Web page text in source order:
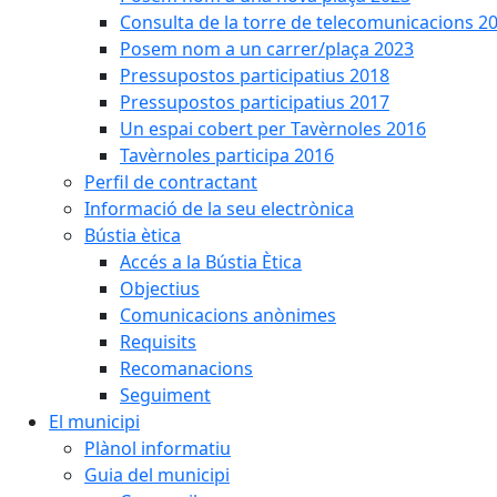
Consulta de la torre de telecomunicacions
Posem nom a un carrer/plaça 2023
Pressupostos participatius 2018
Pressupostos participatius 2017
Un espai cobert per Tavèrnoles 2016
Tavèrnoles participa 2016
Perfil de contractant
Informació de la seu electrònica
Bústia ètica
Accés a la Bústia Ètica
Objectius
Comunicacions anònimes
Requisits
Recomanacions
Seguiment
El municipi
Plànol informatiu
Guia del municipi